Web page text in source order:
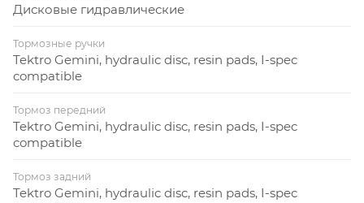
ТРАНСМИССИЯ
Задний
переключатель
SRAM X7 Type 2.1, 10
Шифтеры
Дисковые гидравлические
Тормозные ручки
Tektro Gemini, hydraulic disc, resin pads, I-spec
compatible
Тормоз передний
Tektro Gemini, hydraulic disc, resin pads, I-spec
compatible
Тормоз задний
Tektro Gemini, hydraulic disc, resin pads, I-spec